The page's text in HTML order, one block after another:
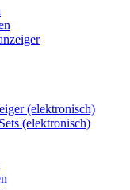
(elektronisch)
(elektronisch)